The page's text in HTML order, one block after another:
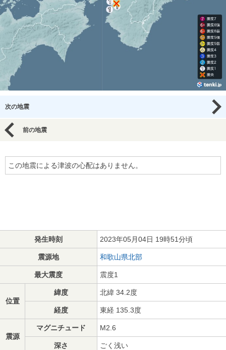
次の地震
前の地震
この地震による津波の心配はありません。
発生時刻 2023年05月04日 19時51分頃
震源地 和歌山県北部
最大震度 震度1
位置
緯度 北緯 34.2度
経度 東経 135.3度
震源
マグニチュード M2.6
深さ ごく浅い